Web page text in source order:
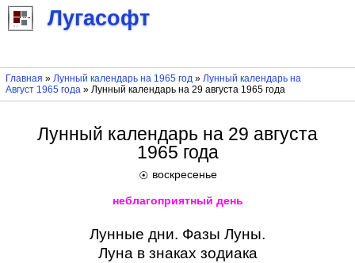
Лугасофт
Главная » Лунный календарь на 1965 год» Лунный календарь на
Август 1965 года» Лунный календарь на 29 августа 1965 года
Лунный календарь на 29 августа
1965 года
☉ воскресенье
неблагоприятный день
Лунные дни. Фазы Луны.
Луна в знаках зодиака